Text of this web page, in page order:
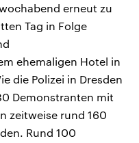
erneut zu
Tag in Folge
ehemaligen Hotel in
die Polizei in Dresden
Demonstranten mit
zeitweise rund 160
Rund 100